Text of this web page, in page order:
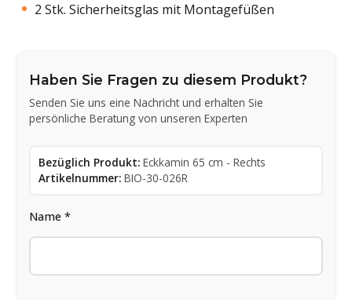
2 Stk. Sicherheitsglas mit Montagefüßen
Haben Sie Fragen zu diesem Produkt?
Senden Sie uns eine Nachricht und erhalten Sie
persönliche Beratung von unseren Experten
Bezüglich Produkt: Eckkamin 65 cm - Rechts
Artikelnummer: BIO-30-026R
Name *